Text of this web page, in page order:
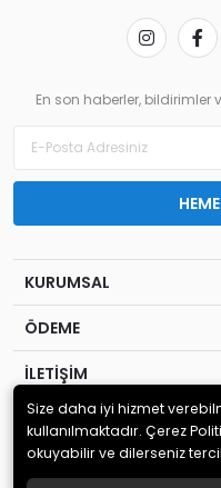
En son haberler,
KURUMSAL
ÖDEME
İLETİŞİM
© 2020MİLENYUM
Size daha iyi hizmet
kullanılmaktadır. Çerez
okuyabilir ve dilerseniz